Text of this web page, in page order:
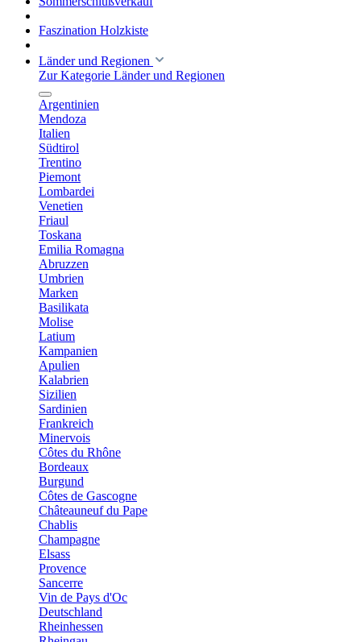
Faszination Holzkiste
Länder und Regionen
Zur Kategorie Länder und Regionen
Argentinien
Mendoza
Italien
Südtirol
Trentino
Piemont
Lombardei
Venetien
Friaul
Toskana
Emilia Romagna
Abruzzen
Umbrien
Marken
Basilikata
Molise
Latium
Kampanien
Apulien
Kalabrien
Sizilien
Sardinien
Frankreich
Minervois
Côtes du Rhône
Bordeaux
Burgund
Côtes de Gascogne
Châteauneuf du Pape
Chablis
Champagne
Elsass
Provence
Sancerre
Vin de Pays d'Oc
Deutschland
Rheinhessen